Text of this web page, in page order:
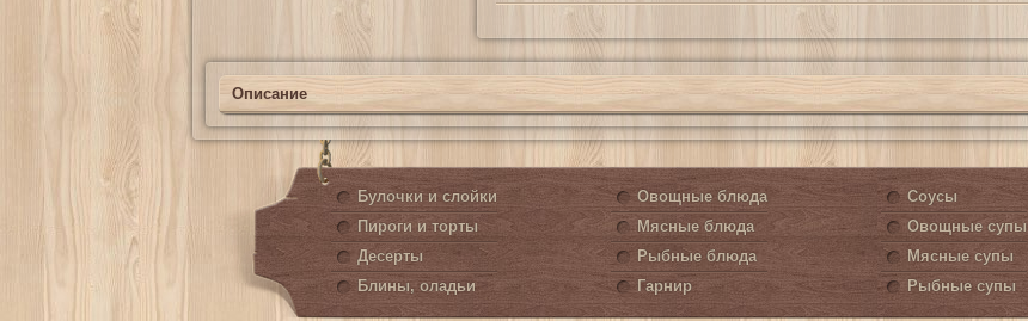
Описание
Булочки и слойки
Пироги и торты
Десерты
Блины, оладьи
Овощные блюда
Мясные блюда
Рыбные блюда
Гарнир
Соусы
Овощные супы
Мясные супы
Рыбные супы